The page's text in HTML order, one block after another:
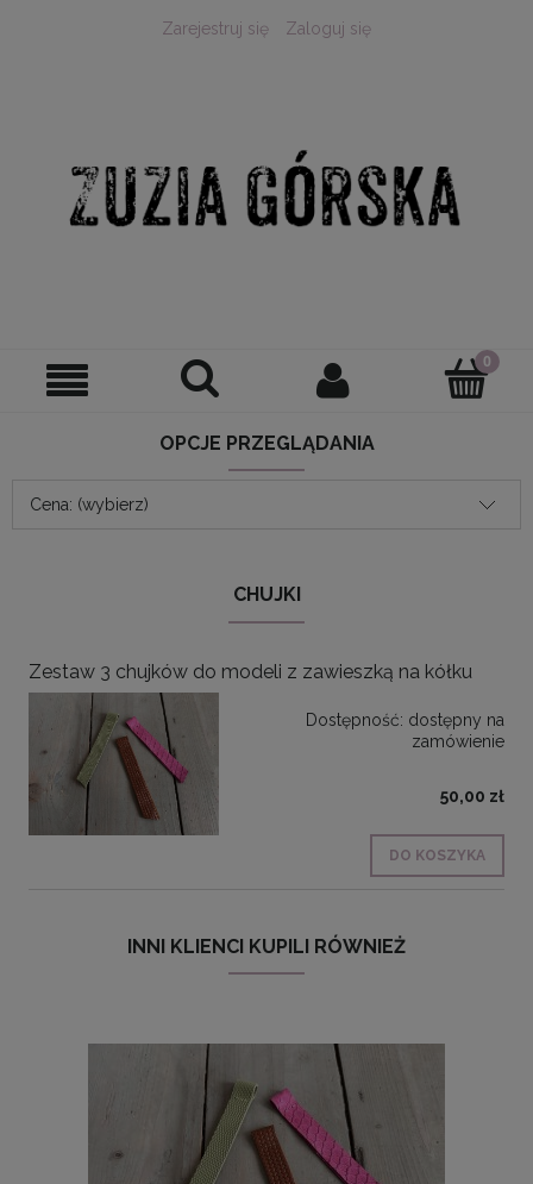
Zarejestruj się Zaloguj się
OPCJE PRZEGLĄDANIA
Cena: (wybierz)
CHUJKI
Zestaw 3 chujków do modeli z zawieszką na kółku
Dostępność: dostępny na
zamówienie
50,00 zł
DO KOSZYKA
INNI KLIENCI KUPILI RÓWNIEŻ